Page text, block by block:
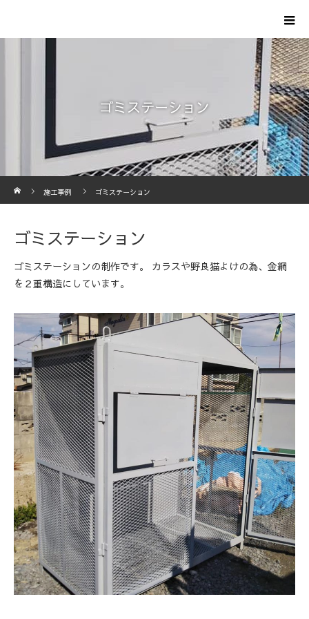
ゴミステーション
施工事例
ゴミステーション
ゴミステーション
ゴミステーションの制作です。 カラスや野良猫よけの為、金網
を２重構造にしています。